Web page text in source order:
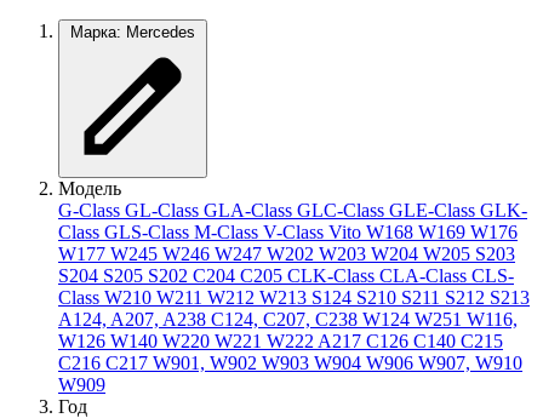
Марка: Mercedes
Модель
G-Class GL-Class GLA-Class GLC-Class GLE-Class GLK-
Class GLS-Class M-Class V-Class Vito W168 W169 W176
W177 W245 W246 W247 W202 W203 W204 W205 S203
S204 S205 S202 C204 C205 CLK-Class CLA-Class CLS-
Class W210 W211 W212 W213 S124 S210 S211 S212 S213
A124, A207, A238 C124, C207, C238 W124 W251 W116,
W126 W140 W220 W221 W222 A217 C126 C140 C215
C216 C217 W901, W902 W903 W904 W906 W907, W910
W909
Год